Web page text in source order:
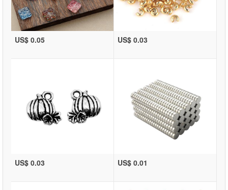
US$ 0.05 US$ 0.03
US$ 0.03 US$ 0.01